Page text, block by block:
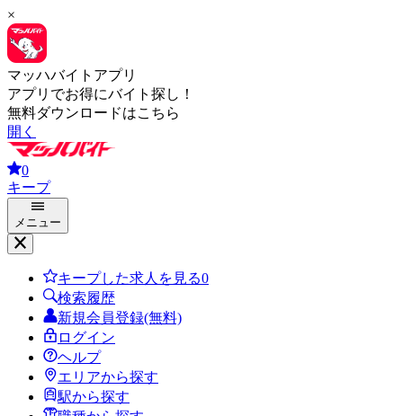
×
マッハバイトアプリ
アプリでお得にバイト探し！
無料ダウンロードはこちら
開く
0
キープ
メニュー
キープした求人を見る0
検索履歴
新規会員登録(無料)
ログイン
ヘルプ
エリアから探す
駅から探す